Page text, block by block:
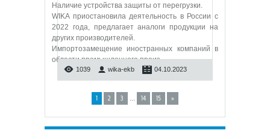
Наличие устройства защиты от перегрузки.
WIKA приостановила деятельность в России с
2022 года, предлагает аналоги продукции на
других производителей.
Импортозамещение иностранных компаний в
области промышленного произ...
1039 wika-ekb 04.10.2023
1 2 3 ... 14 15 »